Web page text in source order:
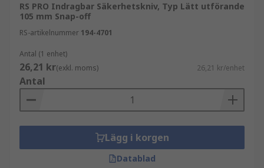
RS PRO Indragbar Säkerhetskniv, Typ Lätt utförande
105 mm Snap-off
RS-artikelnummer 194-4701
Antal (1 enhet)
26,21 kr(exkl. moms) 26,21 kr/enhet
Antal
Lägg i korgen
Datablad